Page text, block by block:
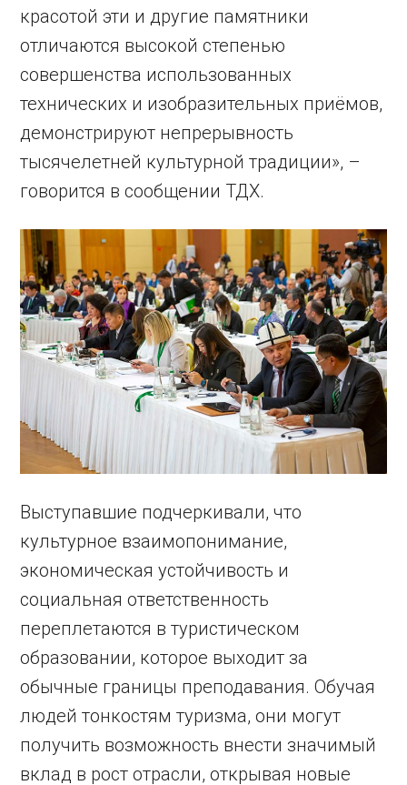
красотой эти и другие памятники
отличаются высокой степенью
совершенства использованных
технических и изобразительных приёмов,
демонстрируют непрерывность
тысячелетней культурной традиции», –
говорится в сообщении ТДХ.
Выступавшие подчеркивали, что
культурное взаимопонимание,
экономическая устойчивость и
социальная ответственность
переплетаются в туристическом
образовании, которое выходит за
обычные границы преподавания. Обучая
людей тонкостям туризма, они могут
получить возможность внести значимый
вклад в рост отрасли, открывая новые